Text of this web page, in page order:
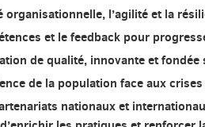
organisationnelle, l’agilité et la
et le feedback pour
de qualité, innovante et fondée
de la population face aux
nationaux et